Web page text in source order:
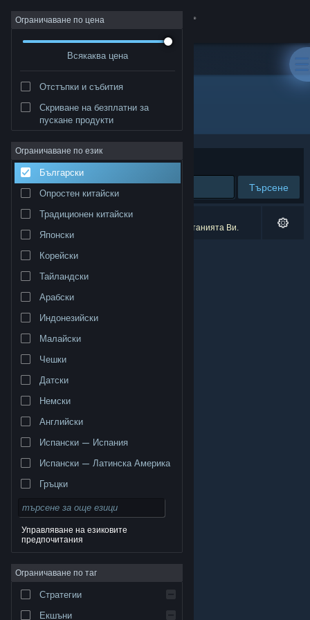
Вписване
Относно
Поддръжка
Смяна на езика
търговски марки принадлежат на съответните им
собственици в САЩ и други страни.
поверителност|Юридическа информация|
Достъпност|Условия за ползване на Steam
Възстановявания|Бисквитки
Ограничаване по цена
Всякаква цена
Отстъпки и събития
Скриване на безплатни за
пускане продукти
Ограничаване по език
Български
Опростен китайски
Традиционен китайски
Японски
Корейски
Тайландски
Арабски
Индонезийски
Малайски
Чешки
Датски
Немски
Английски
Испански — Испания
Испански — Латинска Америка
Гръцки
Управляване на езиковите
предпочитания
Ограничаване по таг
Стратегии
Екшъни
Издател: MYAOSOFT
Сортиране по Съответстване
Търсене
0 резултата съответстват на търсенето Ви.
4 заглавия бяха изключени спрямо предпочитанията Ви.